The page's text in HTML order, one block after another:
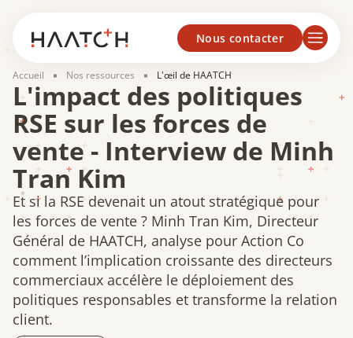
Nous contacter
Accueil Nos ressources L'œil de HAATCH
L'impact des politiques
RSE sur les forces de
vente - Interview de Minh
Tran Kim
Et si la RSE devenait un atout stratégique pour
les forces de vente ? Minh Tran Kim, Directeur
Général de HAATCH, analyse pour Action Co
comment l’implication croissante des directeurs
commerciaux accélère le déploiement des
politiques responsables et transforme la relation
client.